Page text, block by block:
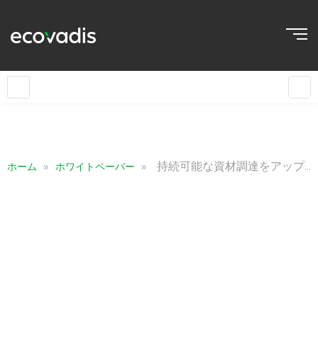
ホーム » ホワイトペーパー » 持続可能な資材調達をアップグレード